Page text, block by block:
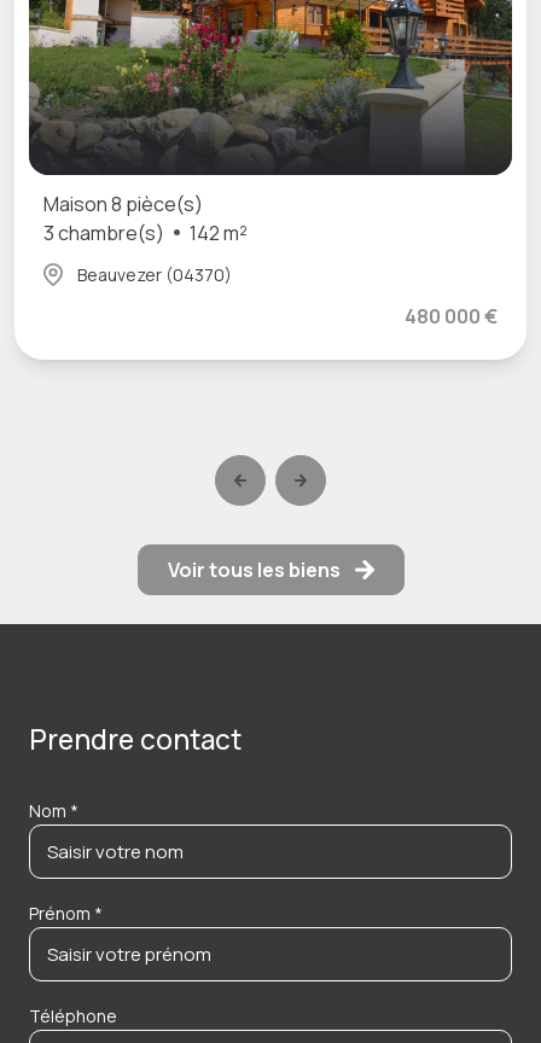
Maison 8 pièce(s)
3 chambre(s)
142 m²
Beauvezer (04370)
480 000 €
Voir tous les biens
Prendre contact
Nom *
Prénom *
Téléphone